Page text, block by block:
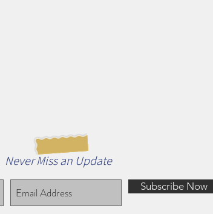
Subscribe Now
Never Miss an Update